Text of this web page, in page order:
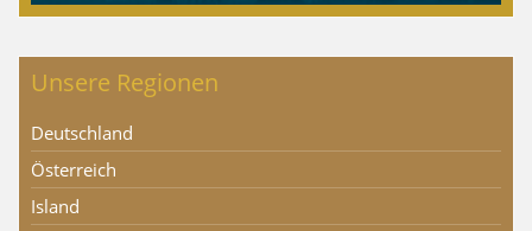
Unsere Regionen
Deutschland
Österreich
Island